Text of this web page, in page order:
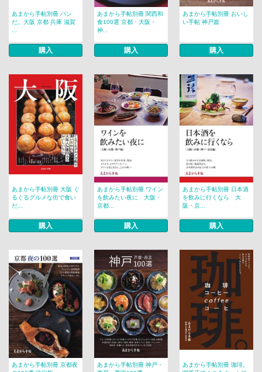
あまから手帖別冊 パン
だ。大阪 京都 兵庫 滋賀
購入
あまから手帖別冊 関西和
食100選 京都・大阪・
神...
購入
あまから手帖別冊 おいし
い手帖 神戸篇
購入
あまから手帖別冊 大阪 ぐ
るぐるグルメな街で食い
だ...
購入
あまから手帖別冊 ワイン
を飲みたい夜に 大阪・
京都...
購入
あまから手帖別冊 日本酒
を飲みに行くなら 大
阪・京...
購入
あまから手帖別冊 京都夜
あまから手帖別冊 神戸・
あまから手帖別冊 珈琲。